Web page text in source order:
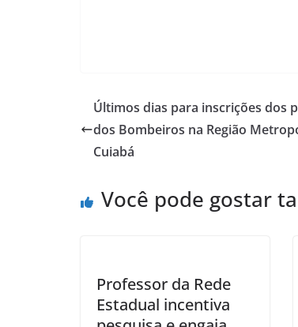
Últimos dias para inscrições dos
dos Bombeiros na Região
Cuiabá
Você pode gostar
Professor da Rede
Estadual incentiva